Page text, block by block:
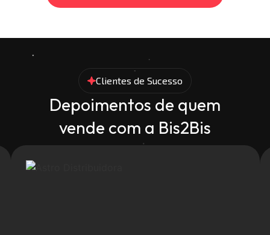
Clientes de Sucesso
Depoimentos de quem
vende com a Bis2Bis